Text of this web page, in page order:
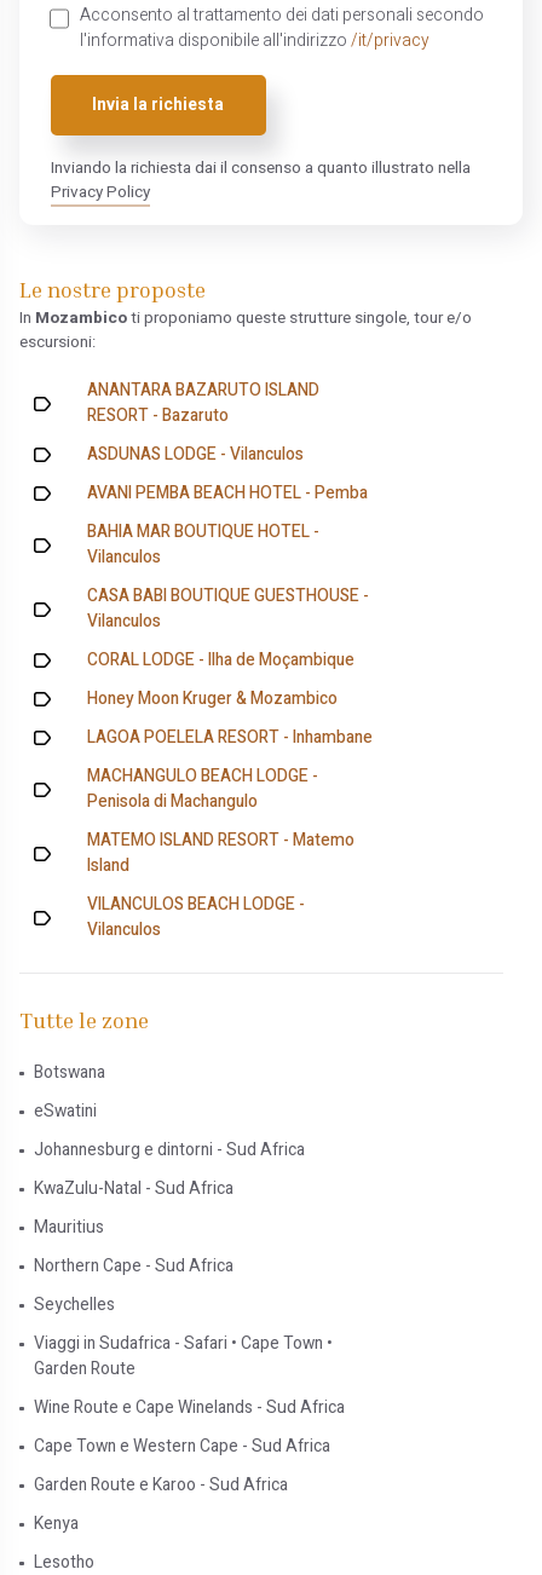
Acconsento al trattamento dei dati personali secondo
l'informativa disponibile all'indirizzo /it/privacy
Invia la richiesta
Inviando la richiesta dai il consenso a quanto illustrato nella
Privacy Policy
Le nostre proposte
In Mozambicoti proponiamo queste strutture singole, tour e/o
escursioni:
ANANTARA BAZARUTO ISLAND
RESORT - Bazaruto
ASDUNAS LODGE - Vilanculos
AVANI PEMBA BEACH HOTEL - Pemba
BAHIA MAR BOUTIQUE HOTEL -
Vilanculos
CASA BABI BOUTIQUE GUESTHOUSE -
Vilanculos
CORAL LODGE - Ilha de Moçambique
Honey Moon Kruger & Mozambico
LAGOA POELELA RESORT - Inhambane
MACHANGULO BEACH LODGE -
Penisola di Machangulo
MATEMO ISLAND RESORT - Matemo
Island
VILANCULOS BEACH LODGE -
Vilanculos
Tutte le zone
Botswana
eSwatini
Johannesburg e dintorni - Sud Africa
KwaZulu-Natal - Sud Africa
Mauritius
Northern Cape - Sud Africa
Seychelles
Viaggi in Sudafrica - Safari • Cape Town •
Garden Route
Wine Route e Cape Winelands - Sud Africa
Cape Town e Western Cape - Sud Africa
Garden Route e Karoo - Sud Africa
Kenya
Lesotho